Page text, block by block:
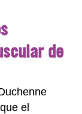
de
el